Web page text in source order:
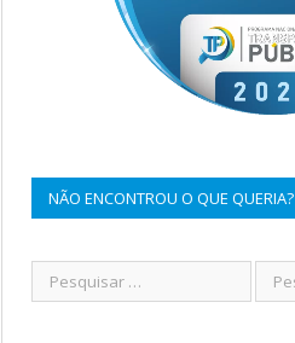
NÃO ENCONTROU O QUE QUERIA?